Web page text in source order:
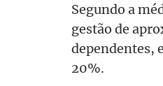
Segundo a
gestão de
dependentes,
20%.